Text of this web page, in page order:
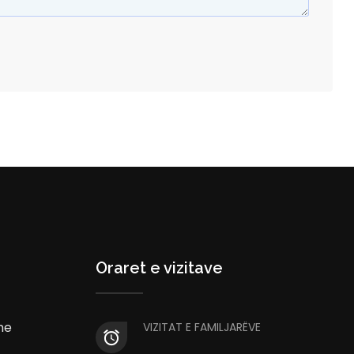
Oraret e vizitave
VIZITAT E FAMILJARËVE